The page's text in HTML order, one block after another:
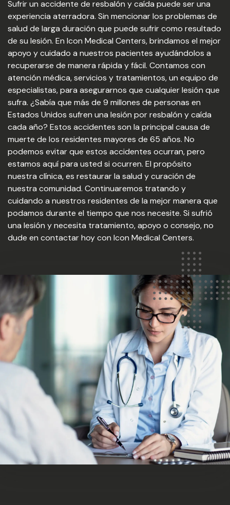
Sufrir un accidente de resbalón y caída puede ser una
experiencia aterradora. Sin mencionar los problemas de
salud de larga duración que puede sufrir como resultado
de su lesión. En Icon Medical Centers, brindamos el mejor
apoyo y cuidado a nuestros pacientes ayudándolos a
recuperarse de manera rápida y fácil. Contamos con
atención médica, servicios y tratamientos, un equipo de
especialistas, para asegurarnos que cualquier lesión que
sufra. ¿Sabía que más de 9 millones de personas en
Estados Unidos sufren una lesión por resbalón y caída
cada año? Estos accidentes son la principal causa de
muerte de los residentes mayores de 65 años. No
podemos evitar que estos accidentes ocurran, pero
estamos aquí para usted si ocurren. El propósito
nuestra clínica, es restaurar la salud y curación de
nuestra comunidad. Continuaremos tratando y
cuidando a nuestros residentes de la mejor manera que
podamos durante el tiempo que nos necesite. Si sufrió
una lesión y necesita tratamiento, apoyo o consejo, no
dude en contactar hoy con Icon Medical Centers.